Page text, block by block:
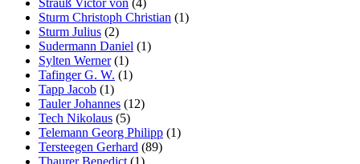
Sturm Christoph Christian (1)
Sturm Julius (2)
Sudermann Daniel (1)
Sylten Werner(1)
Tafinger G. W. (1)
Tapp Jacob (1)
Tauler Johannes (12)
Tech Nikolaus (5)
Telemann Georg Philipp (1)
Tersteegen Gerhard (89)
Thaurer Benedict (1)